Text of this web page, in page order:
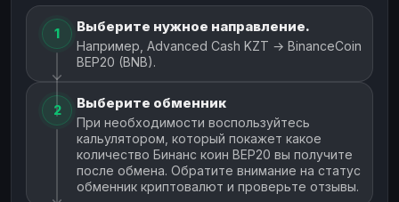
1 Выберите нужное направление.
Например, Advanced Cash KZT → BinanceCoin
BEP20 (BNB).
2 Выберите обменник
При необходимости воспользуйтесь
кальулятором, который покажет какое
количество Бинанс коин BEP20 вы получите
после обмена. Обратите внимание на статус
обменник криптовалют и проверьте отзывы.